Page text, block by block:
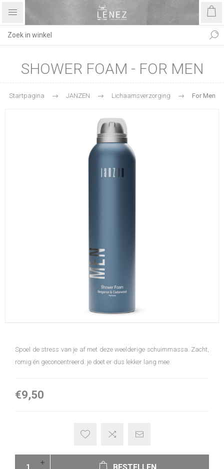
SHOWER FOAM - FOR MEN
Startpagina JANZEN Lichaamsverzorging For Men
Spoel de stress van je af met deze weelderige schuimmassa. Zacht,
romig én geconcentreerd: je doet er dus lekker lang mee.
€9,50